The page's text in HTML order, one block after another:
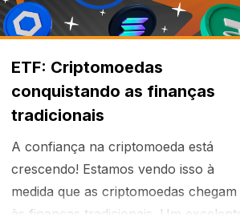
ETF: Criptomoedas
conquistando as finanças
tradicionais
A confiança na criptomoeda está
crescendo! Estamos vendo isso à
medida que as criptomoedas chegam
às finanças tradicionais. Um excelente